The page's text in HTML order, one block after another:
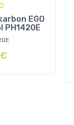
EGO
PH1420E
€